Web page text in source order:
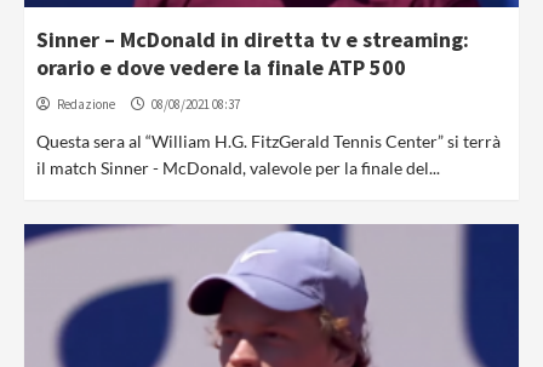
Sinner – McDonald in diretta tv e streaming:
orario e dove vedere la finale ATP 500
Redazione 08/08/2021 08:37
Questa sera al “William H.G. FitzGerald Tennis Center” si terrà
il match Sinner - McDonald, valevole per la finale del...